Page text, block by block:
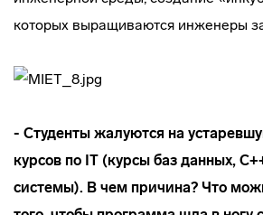
которых выращиваются инженеры
- Студенты жалуются на
курсов по IT (курсы баз данных,
системы). В чем причина? Что